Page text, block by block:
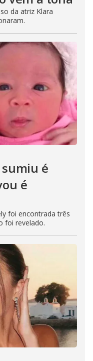
da atriz Klara
sumiu é
é
foi encontrada três
foi revelado.